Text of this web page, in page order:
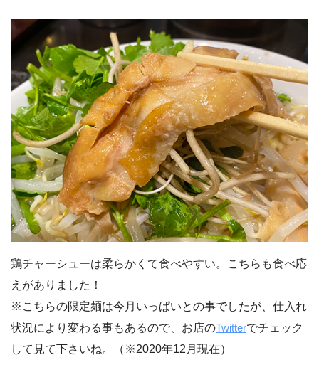
鶏チャーシューは柔らかくて食べやすい。こちらも食べ応
えがありました！
※こちらの限定麺は今月いっぱいとの事でしたが、仕入れ
状況により変わる事もあるので、お店のTwitterでチェック
して見て下さいね。（※2020年12月現在）